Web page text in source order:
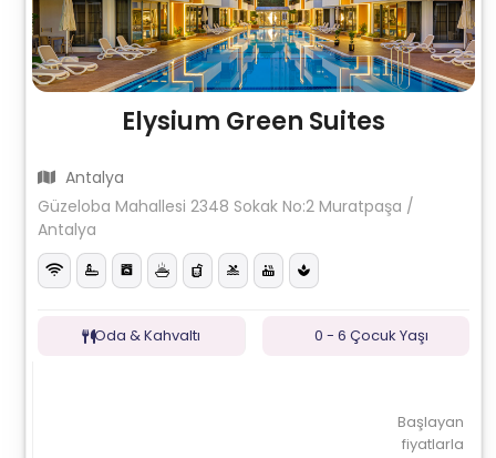
Elysium Green Suites
Antalya
Güzeloba Mahallesi 2348 Sokak No:2 Muratpaşa /
Antalya
Oda & Kahvaltı 0 - 6 Çocuk Yaşı
Başlayan
fiyatlarla